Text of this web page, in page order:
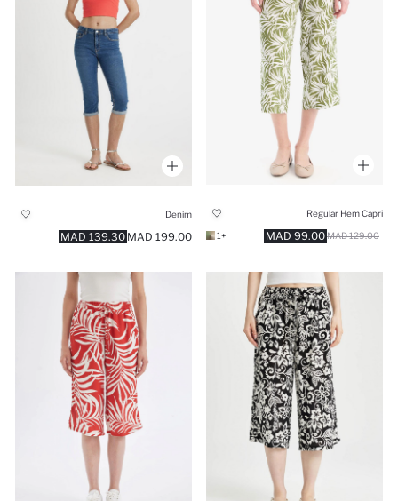
Regular Hem Capri
99.00 MAD 129.00 MAD
+1
Denim
139.30 MAD 199.00 MAD